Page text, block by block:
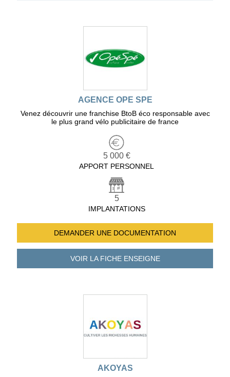
AGENCE OPE SPE
Venez découvrir une franchise BtoB éco responsable avec
le plus grand vélo publicitaire de france
5 000 €
APPORT PERSONNEL
5
IMPLANTATIONS
DEMANDER UNE DOCUMENTATION
VOIR LA FICHEENSEIGNE
AKOYAS